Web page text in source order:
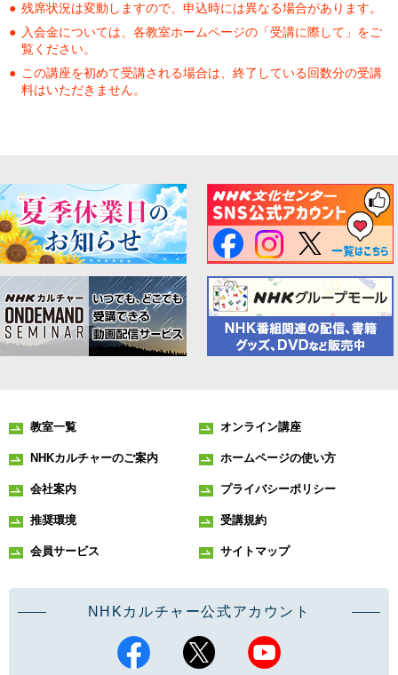
残席状況は変動しますので、申込時には異なる場合があります。
入会金については、各教室ホームページの「受講に際して」をご
覧ください。
この講座を初めて受講される場合は、終了している回数分の受講
料はいただきません。
教室一覧 オンライン講座
NHKカルチャーのご案内 ホームページの使い方
会社案内 プライバシーポリシー
推奨環境 受講規約
会員サービス サイトマップ
NHKカルチャー公式アカウント